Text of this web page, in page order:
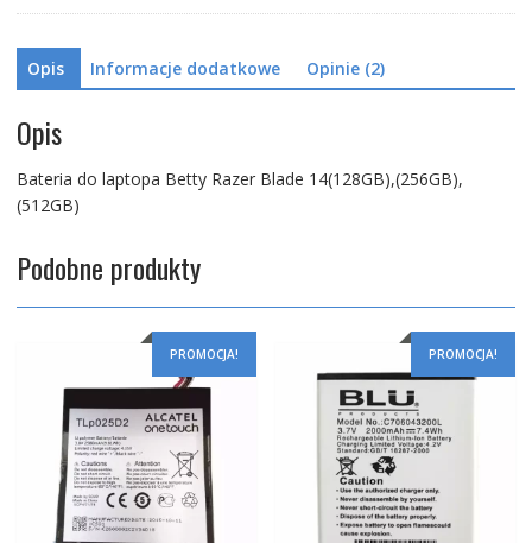
Opis Informacje dodatkowe Opinie (2)
Opis
Bateria do laptopa Betty Razer Blade 14(128GB),(256GB),
(512GB)
Podobne produkty
PROMOCJA! PROMOCJA!